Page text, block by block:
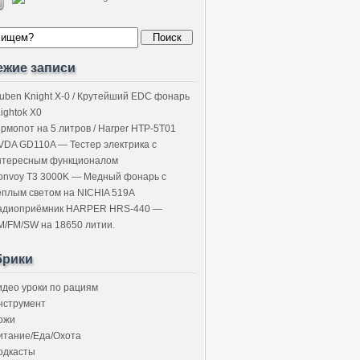
записи
Knight X-0 / Крутейший EDC фонарь
X0
на 5 литров / Harper HTP-5T01
GD110A — Тестер электрика с
функционалом
T3 3000K — Медный фонарь с
светом на NICHIA 519A
HARPER HRS-440 —
FM/SW на 18650 литии.
уроки по рациям
Еда/Охота